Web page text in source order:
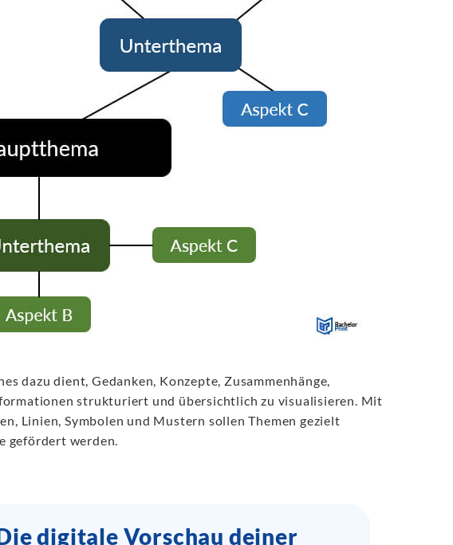
dazu dient, Gedanken, Konzepte, Zusammenhänge,
strukturiert und übersichtlich zu visualisieren. Mit
Linien, Symbolen und Mustern sollen Themen gezielt
gefördert werden.
digitale Vorschau deiner